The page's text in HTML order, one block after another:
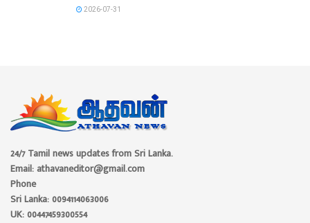
2026-07-31
24/7 Tamil news updates from Sri Lanka.
Email: athavaneditor@gmail.com
Phone
Sri Lanka: 0094114063006
UK: 00447459300554